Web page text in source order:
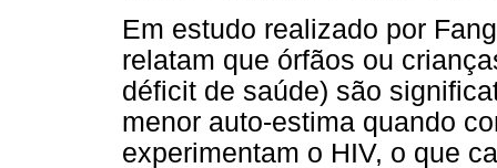
Em estudo realizado por
relatam que órfãos ou
déficit de saúde) são
menor auto-estima quando
experimentam o HIV, o que